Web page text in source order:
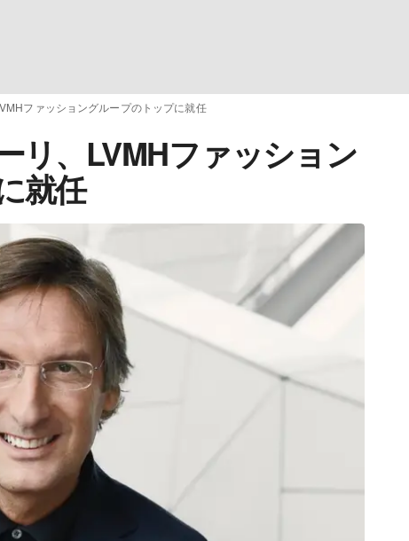
ファッショングループのトップに就任
リ、LVMHファッション
就任